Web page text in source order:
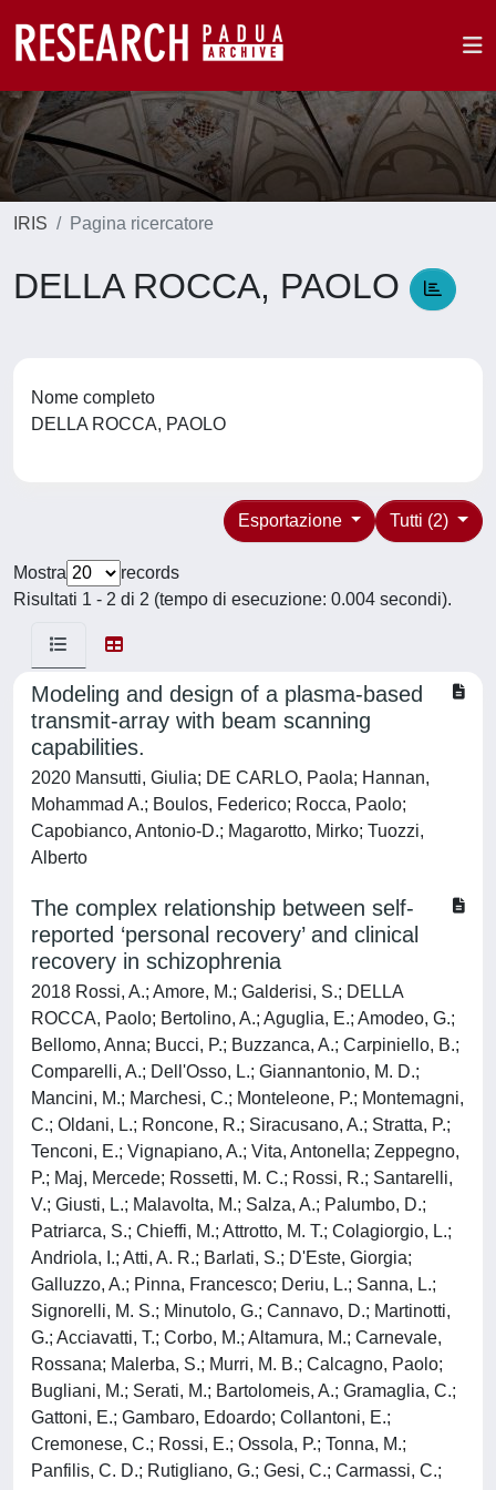
IRIS Pagina ricercatore
DELLA ROCCA, PAOLO
Nome completo
DELLA ROCCA, PAOLO
Tutti (2)
Esportazione
Mostra
records
Risultati 1 - 2 di 2 (tempo di esecuzione: 0.004 secondi).
Modeling and design of a plasma-based
transmit-array with beam scanning
capabilities.
2020 Mansutti, Giulia; DE CARLO, Paola; Hannan,
Mohammad A.; Boulos, Federico; Rocca, Paolo;
Capobianco, Antonio-D.; Magarotto, Mirko; Tuozzi,
Alberto
The complex relationship between self-
reported ‘personal recovery’ and clinical
recovery in schizophrenia
2018 Rossi, A.; Amore, M.; Galderisi, S.; DELLA
ROCCA, Paolo; Bertolino, A.; Aguglia, E.; Amodeo, G.;
Bellomo, Anna; Bucci, P.; Buzzanca, A.; Carpiniello, B.;
Comparelli, A.; Dell'Osso, L.; Giannantonio, M. D.;
Mancini, M.; Marchesi, C.; Monteleone, P.; Montemagni,
C.; Oldani, L.; Roncone, R.; Siracusano, A.; Stratta, P.;
Tenconi, E.; Vignapiano, A.; Vita, Antonella; Zeppegno,
P.; Maj, Mercede; Rossetti, M. C.; Rossi, R.; Santarelli,
V.; Giusti, L.; Malavolta, M.; Salza, A.; Palumbo, D.;
Patriarca, S.; Chieffi, M.; Attrotto, M. T.; Colagiorgio, L.;
Andriola, I.; Atti, A. R.; Barlati, S.; D'Este, Giorgia;
Galluzzo, A.; Pinna, Francesco; Deriu, L.; Sanna, L.;
Signorelli, M. S.; Minutolo, G.; Cannavo, D.; Martinotti,
G.; Acciavatti, T.; Corbo, M.; Altamura, M.; Carnevale,
Rossana; Malerba, S.; Murri, M. B.; Calcagno, Paolo;
Bugliani, M.; Serati, M.; Bartolomeis, A.; Gramaglia, C.;
Gattoni, E.; Gambaro, Edoardo; Collantoni, E.;
Cremonese, C.; Rossi, E.; Ossola, P.; Tonna, M.;
Panfilis, C. D.; Rutigliano, G.; Gesi, C.; Carmassi, C.;